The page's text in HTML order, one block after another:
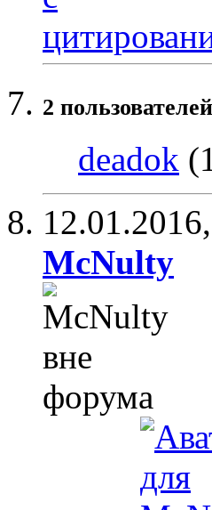
2
deadok
12.01.2016,
McNulty